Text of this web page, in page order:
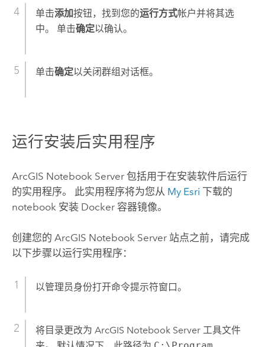
单击添加按钮，找到您的运行方式帐户并将其选
中。 单击确定以确认。
单击确定以关闭群组对话框。
运行安装后实用程序
ArcGIS Notebook Server包括用于在安装软件后运行
的实用程序。 此实用程序将为您从 My Esri 下载的
notebook 安装 Docker容器镜像。
创建您的 ArcGIS Notebook Server站点之前，请完成
以下步骤以运行实用程序：
以管理员身份打开命令提示符窗口。
将目录更改为 ArcGIS Notebook Server工具文件